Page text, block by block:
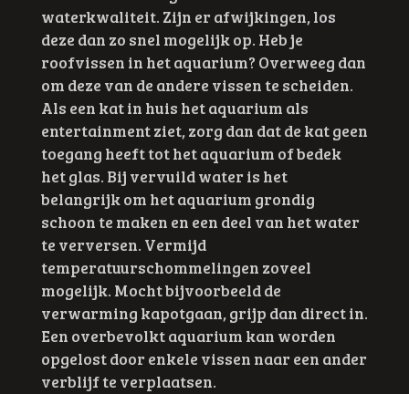
waterkwaliteit. Zijn er afwijkingen, los
deze dan zo snel mogelijk op. Heb je
roofvissen in het aquarium? Overweeg dan
om deze van de andere vissen te scheiden.
Als een kat in huis het aquarium als
entertainment ziet, zorg dan dat de kat geen
toegang heeft tot het aquarium of bedek
het glas. Bij vervuild water is het
belangrijk om het aquarium grondig
schoon te maken en een deel van het water
te verversen. Vermijd
temperatuurschommelingen zoveel
mogelijk. Mocht bijvoorbeeld de
verwarming kapotgaan, grijp dan direct in.
Een overbevolkt aquarium kan worden
opgelost door enkele vissen naar een ander
verblijf te verplaatsen.